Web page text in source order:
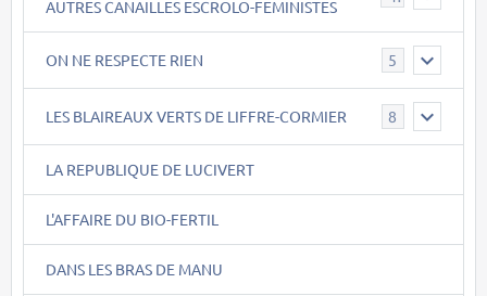
AUTRES CANAILLES ESCROLO-FEMINISTES
ON NE RESPECTE RIEN 5
LES BLAIREAUX VERTS DE LIFFRE-CORMIER 8
LA REPUBLIQUE DE LUCIVERT
L'AFFAIRE DU BIO-FERTIL
DANS LES BRAS DE MANU